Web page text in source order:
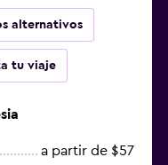
alternativos
tu viaje
a partir de $57